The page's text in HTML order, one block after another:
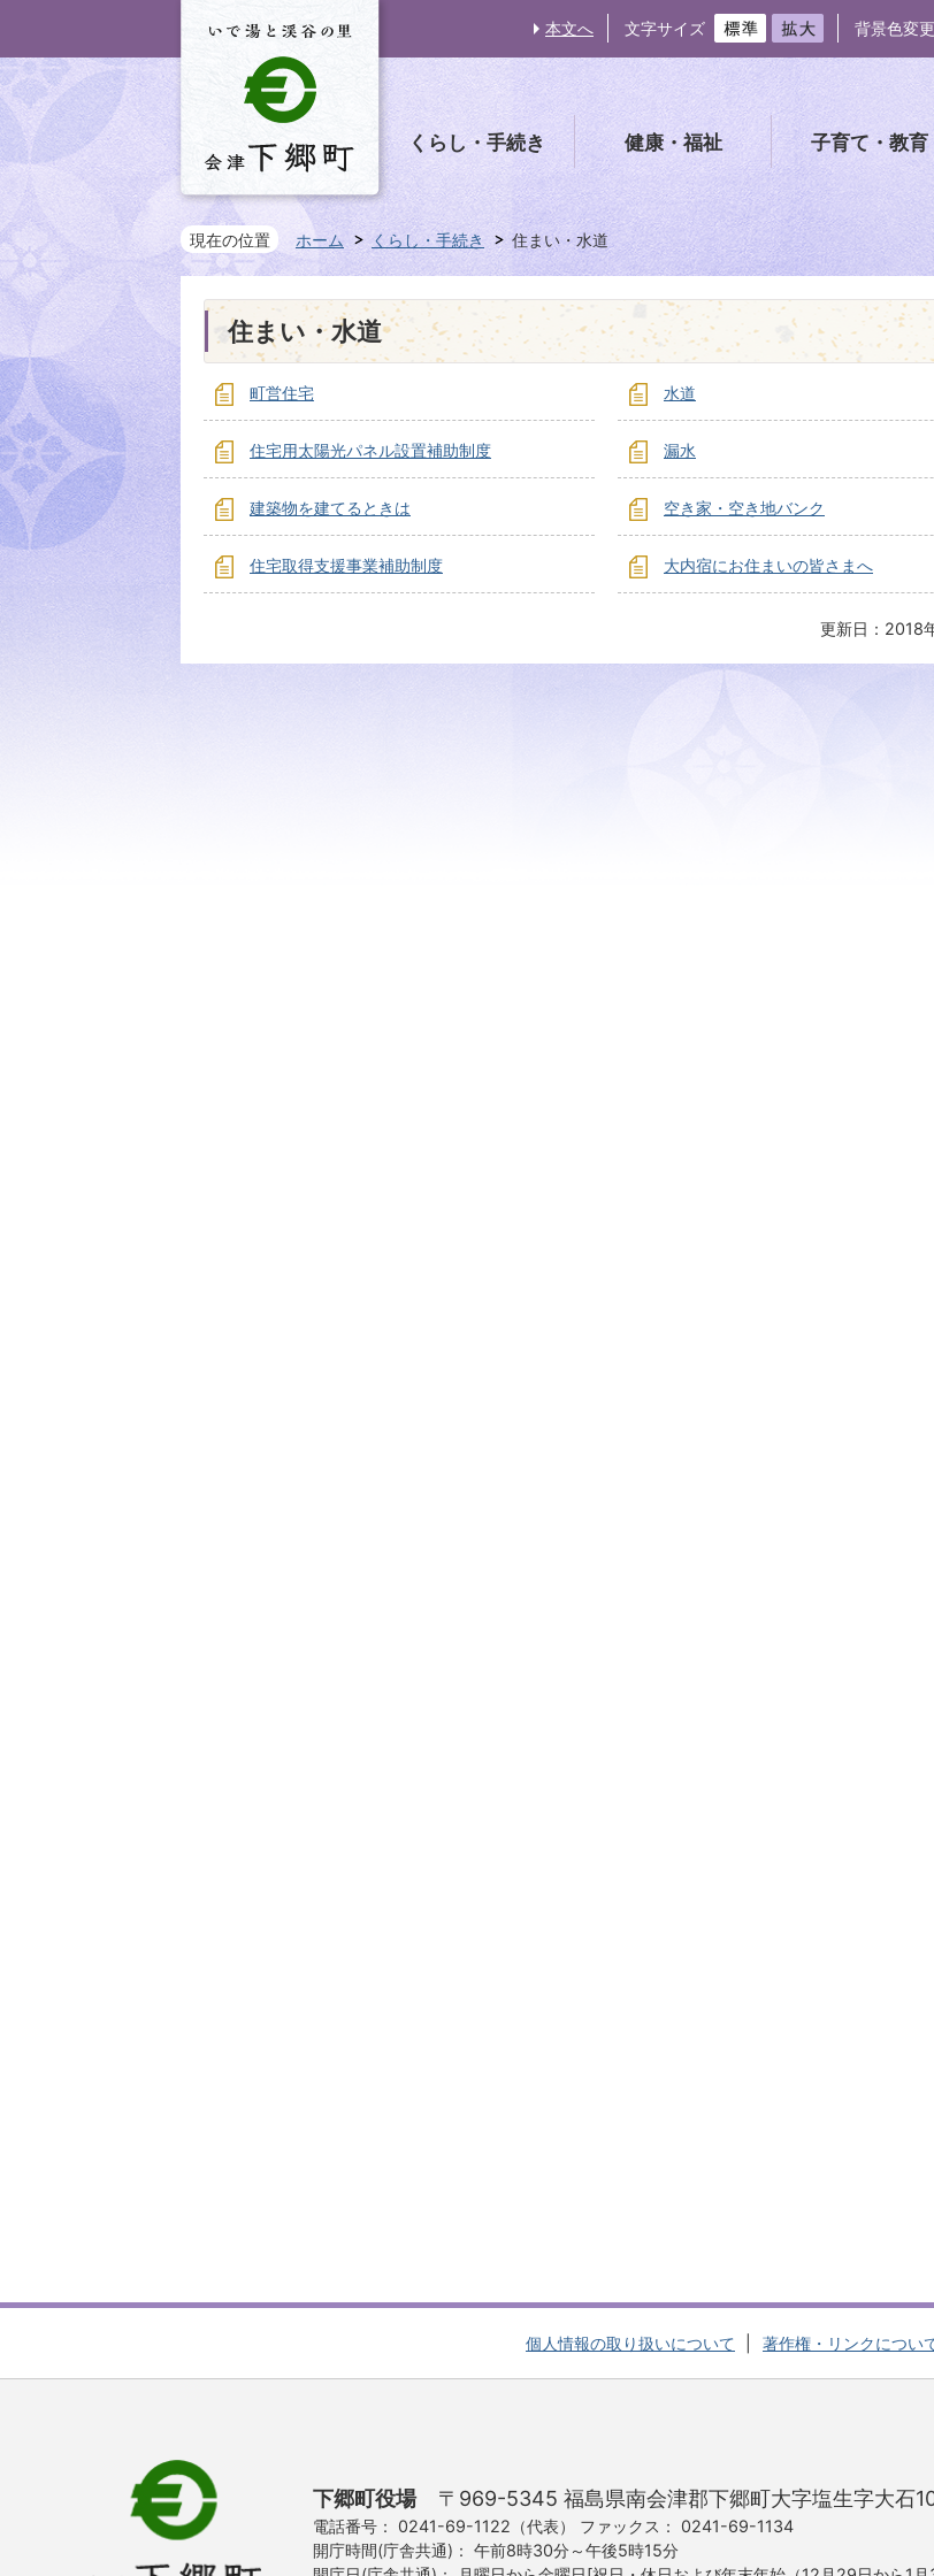
本文へ 文字サイズ 背景色変更
くらし・手続き 健康・福祉 子育て・教育
現在の位置 ホーム くらし・手続き 住まい・水道
住まい・水道
町営住宅 水道
住宅用太陽光パネル設置補助制度 漏水
建築物を建てるときは 空き家・空き地バンク
住宅取得支援事業補助制度 大内宿にお住まいの皆さまへ
更新日：2018
個人情報の取り扱いについて 著作権・リンクについ
下郷町役場 〒969-5345 福島県南会津郡下郷町大字塩生字大石
電話番号 0241-69-1122（代表） ファックス
0241-69-1134
開庁時間(庁舎共通)
午前8時30分～午後5時15分